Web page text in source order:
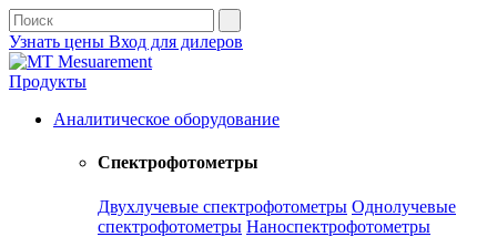
Узнать цены Вход для дилеров
Продукты
Аналитическое оборудование
Спектрофотометры
Двухлучевые спектрофотометры Однолучевые
спектрофотометры Наноспектрофотометры